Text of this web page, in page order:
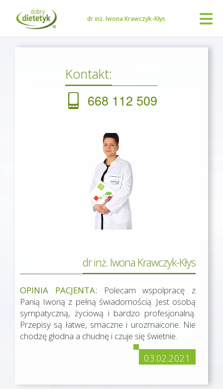
dr inż. Iwona Krawczyk-Kłys
Kontakt:
668 112 509
dr inż. Iwona Krawczyk-Kłys
OPINIA PACJENTA: Polecam wspolpracę z
Panią Iwoną z pełną świadomością. Jest osobą
sympatyczną, życiową i bardzo profesjonalną.
Przepisy są łatwe, smaczne i urozmaicone. Nie
chodzę głodna a chudnę i czuje się świetnie.
03.02.2021